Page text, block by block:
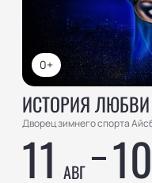
0+
ИСТОРИЯ
Дворец зимнего спорта
11 АВГ 10